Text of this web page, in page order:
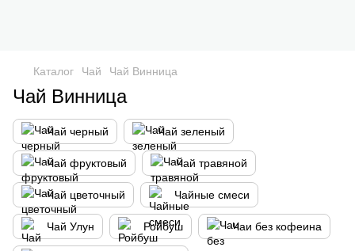
Каталог Чай Чай Винница
Чай Винница
Чай черный Чай зеленый
Чай фруктовый Чай травяной
Чай цветочный Чайные смеси
Чай Улун Ройбуш Чаи без кофеина